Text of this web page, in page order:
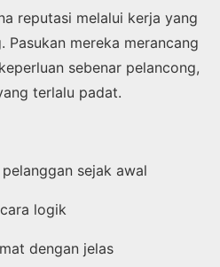
reputasi melalui kerja yang
Pasukan mereka merancang
sebenar pelancong,
terlalu padat.
sejak awal
logik
dengan jelas